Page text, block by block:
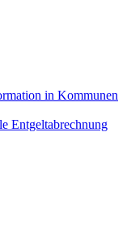
in Kommunen
Entgeltabrechnung